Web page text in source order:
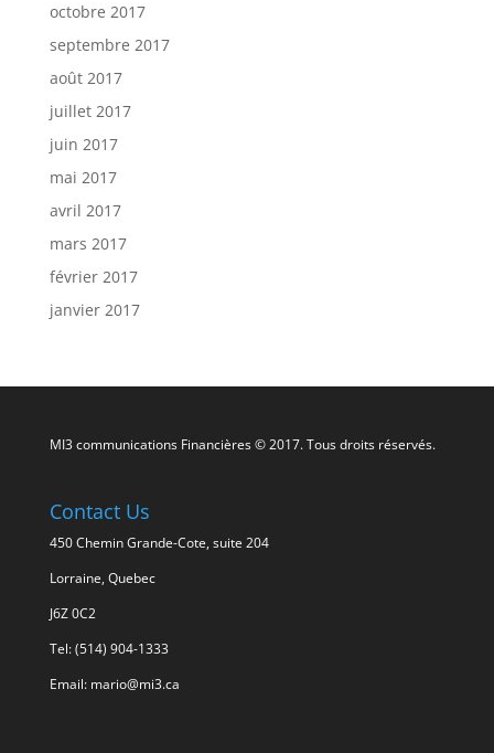
octobre 2017
septembre 2017
août 2017
juillet 2017
juin 2017
mai 2017
avril 2017
mars 2017
février 2017
janvier 2017
MI3 communications Financières © 2017. Tous droits réservés.
Contact Us
450 Chemin Grande-Cote, suite 204
Lorraine, Quebec
J6Z 0C2
Tel: (514) 904-1333
Email: mario@mi3.ca